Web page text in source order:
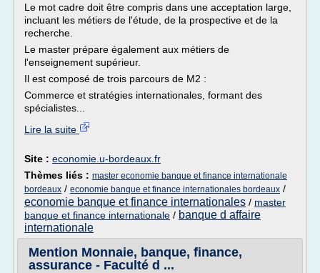
Le mot cadre doit être compris dans une acceptation large,
incluant les métiers de l'étude, de la prospective et de la
recherche.
Le master prépare également aux métiers de
l'enseignement supérieur.
Il est composé de trois parcours de M2 :
Commerce et stratégies internationales, formant des
spécialistes...
Lire la suite
Site : economie.u-bordeaux.fr
Thèmes liés : master economie banque et finance internationale
bordeaux / economie banque et finance internationales bordeaux /
economie banque et finance internationales / master
banque et finance internationale / banque d affaire
internationale
Mention Monnaie, banque, finance,
assurance - Faculté d ...